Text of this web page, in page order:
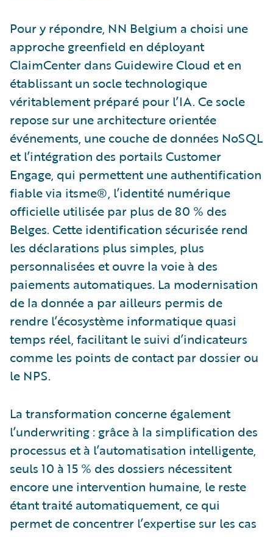
Pour y répondre, NN Belgium a choisi une
approche greenfield en déployant
ClaimCenter dans Guidewire Cloud et en
établissant un socle technologique
véritablement préparé pour l’IA. Ce socle
repose sur une architecture orientée
événements, une couche de données NoSQL
et l’intégration des portails Customer
Engage, qui permettent une authentification
fiable via itsme®, l’identité numérique
officielle utilisée par plus de 80 % des
Belges. Cette identification sécurisée rend
les déclarations plus simples, plus
personnalisées et ouvre la voie à des
paiements automatiques. La modernisation
de la donnée a par ailleurs permis de
rendre l’écosystème informatique quasi
temps réel, facilitant le suivi d’indicateurs
comme les points de contact par dossier ou
le NPS.
La transformation concerne également
l’underwriting : grâce à la simplification des
processus et à l’automatisation intelligente,
seuls 10 à 15 % des dossiers nécessitent
encore une intervention humaine, le reste
étant traité automatiquement, ce qui
permet de concentrer l’expertise sur les cas